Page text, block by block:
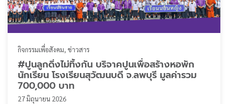
กิจกรรมเพื่อสังคม ข่าวสาร
#ปูนลูกดิ่งไม่ทิ้งกัน บริจาคปูนเพื่อสร้างหอพัก
นักเรียน โรงเรียนสุวัฒนบดี จ.ลพบุรี มูลค่ารวม
700,000 บาท
27 มิถุนายน 2026